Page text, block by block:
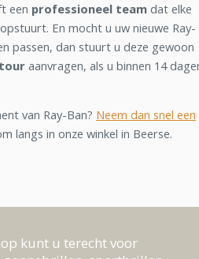
een professioneel team dat elke
En mocht u uw nieuwe Ray-
passen, dan stuurt u deze gewoon
aanvragen, als u binnen 14
van Ray-Ban? Neem dan snel een
langs in onze winkel in Beerse.
kunt u terecht voor